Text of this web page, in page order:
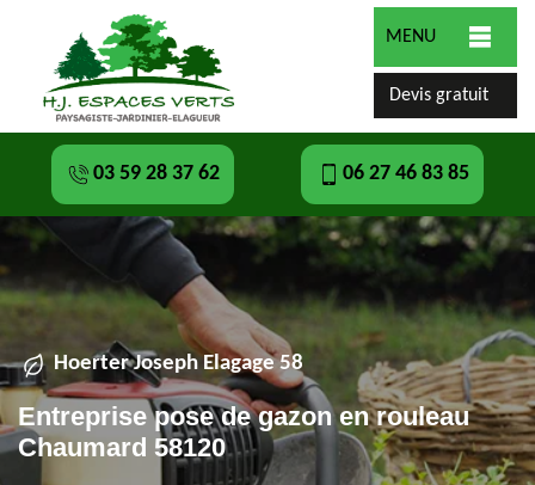
MENU
Devis gratuit
03 59 28 37 62 06 27 46 83 85
Hoerter Joseph Elagage 58
Entreprise pose de gazon en rouleau
Chaumard 58120